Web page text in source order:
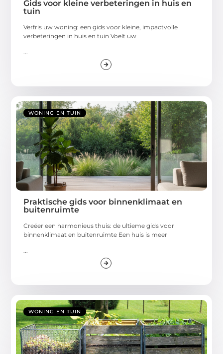
Gids voor kleine verbeteringen in huis en
tuin
Verfris uw woning: een gids voor kleine, impactvolle
verbeteringen in huis en tuin Voelt uw
...
WONING EN TUIN
Praktische gids voor binnenklimaat en
buitenruimte
Creëer een harmonieus thuis: de ultieme gids voor
binnenklimaat en buitenruimte Een huis is meer
...
WONING EN TUIN